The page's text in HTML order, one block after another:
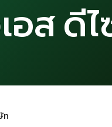
อส ดี
ท